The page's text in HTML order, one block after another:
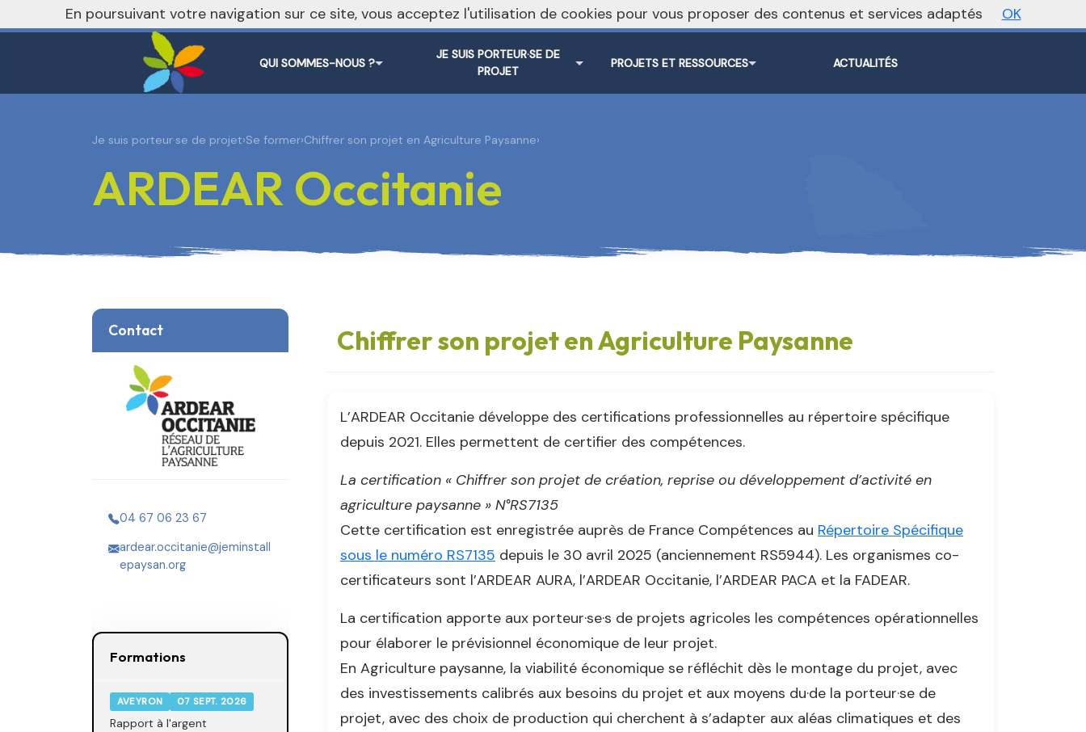
Vers le site national
QUI SOMMES-NOUS ?
JE SUIS PORTEUR·SE DE
PROJET
PROJETS ET RESSOURCES ACTUALITÉS
nivo_2026: 1
Je suis porteur·se de projet›Se former›Chiffrer son projet en Agriculture Paysanne›
ARDEAR Occitanie
Contact
04 67 06 23 67
ardear.occitanie@jeminstall
epaysan.org
Formations
AVEYRON 07 SEPT. 2026
Rapport à l'argent
Chiffrer son projet en Agriculture Paysanne
L’ARDEAR Occitanie développe des certifications professionnelles au répertoire spécifique
depuis 2021. Elles permettent de certifier des compétences.
La certification « Chiffrer son projet de création, reprise ou développement d’activité en
agriculture paysanne » N°RS7135
Cette certification est enregistrée auprès de France Compétences au Répertoire Spécifique
sous le numéro RS7135 depuis le 30 avril 2025 (anciennement RS5944). Les organismes co-
certificateurs sont l’ARDEAR AURA, l’ARDEAR Occitanie, l’ARDEAR PACA et la FADEAR.
La certification apporte aux porteur·se·s de projets agricoles les compétences opérationnelles
pour élaborer le prévisionnel économique de leur projet.
En Agriculture paysanne, la viabilité économique se réfléchit dès le montage du projet, avec
des investissements calibrés aux besoins du projet et aux moyens du·de la porteur·se de
projet, avec des choix de production qui cherchent à s’adapter aux aléas climatiques et des
En poursuivant votre navigation sur ce site, vous acceptez l'utilisation de cookies pour vous proposer des contenus et services adaptés OK